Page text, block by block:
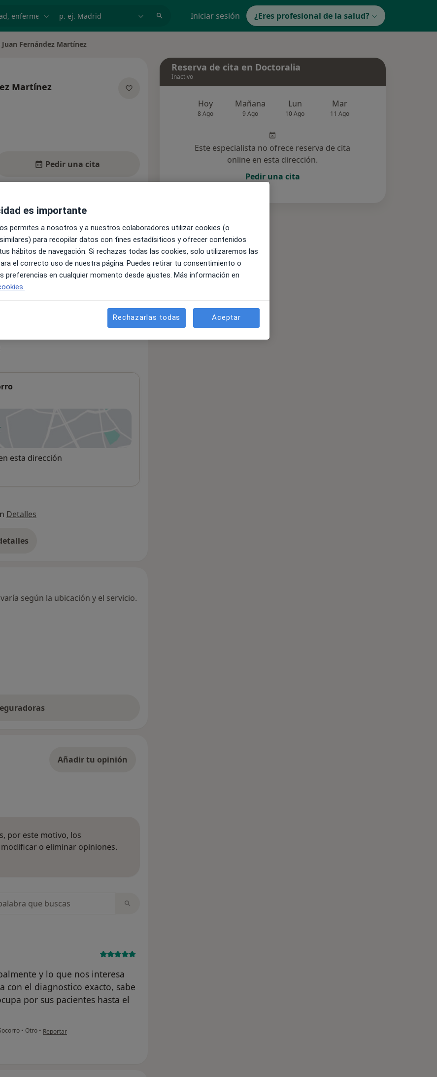
Iniciar sesión ¿Eres profesional de la salud?
ciudad
Juan Fernández Martínez
Martínez
Pedir una cita
y precios
sobre sus servicios
en una nueva pestaña
esta dirección
Detalles
la dirección
según la ubicación y el servicio.
Añadir tu opinión
por este motivo, los
o eliminar opiniones.
y lo que nos interesa
con el diagnostico exacto, sabe
por sus pacientes hasta el
• Otro • en opinión del usuario Helena
Reportar
Reserva de cita en Doctoralia
Inactivo
Hoy
8 Ago
Mañana
9 Ago
Lun
10 Ago
Mar
11 Ago
Este especialista no ofrece reserva de cita
online en esta dirección.
Pedir una cita
es importante
permites a nosotros y a nuestros colaboradores utilizar cookies (o
para recopilar datos con fines estadísiticos y ofrecer contenidos
hábitos de navegación. Si rechazas todas las cookies, solo utilizaremos las
el correcto uso de nuestra página. Puedes retirar tu consentimiento o
preferencias en cualquier momento desde ajustes. Más información en
Rechazarlas todas Aceptar